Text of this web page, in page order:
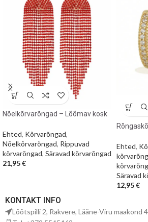
Nõelkõrvarõngad – Lõõmav kosk
Ehted, Kõrvarõngad,
Nõelkõrvarõngad, Rippuvad
kõrvarõngad, Säravad kõrvarõngad
21,95€
Ehted,
Säravad
12,95€
KONTAKT INFO
Lõõtspilli 2, Rakvere, Lääne-Viru maakond